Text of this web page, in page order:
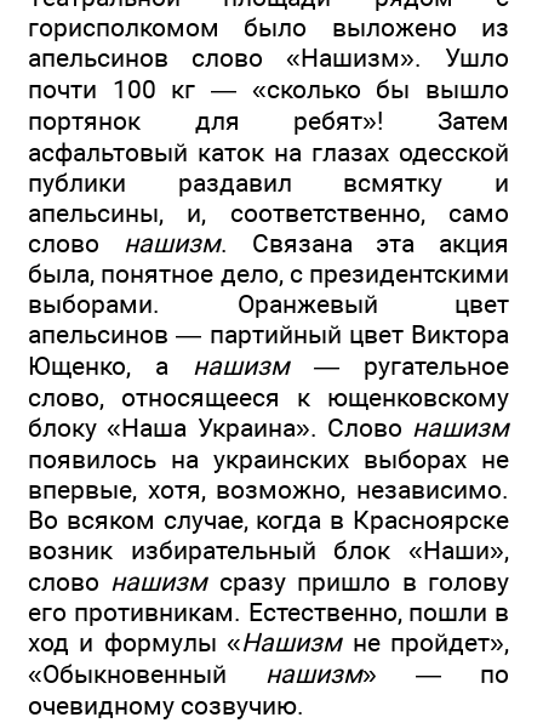
горисполкомом было выложено из
апельсинов слово «Нашизм». Ушло
почти 100 кг — «сколько бы вышло
портянок для ребят»! Затем
асфальтовый каток на глазах одесской
публики раздавил всмятку и
апельсины, и, соответственно, само
слово нашизм. Связана эта акция
была, понятное дело, с президентскими
выборами. Оранжевый цвет
апельсинов — партийный цвет Виктора
Ющенко, а нашизм — ругательное
слово, относящееся к ющенковскому
блоку «Наша Украина». Слово нашизм
появилось на украинских выборах не
впервые, хотя, возможно, независимо.
Во всяком случае, когда в Красноярске
возник избирательный блок «Наши»,
слово нашизмсразу пришло в голову
его противникам. Естественно, пошли в
ход и формулы «Нашизмне пройдет»,
«Обыкновенный нашизм» — по
очевидному созвучию.